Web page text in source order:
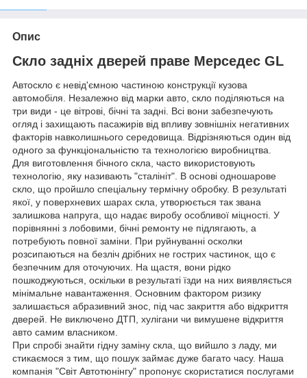
Опис
Скло задніх дверей праве Мерседес GL
Автоскло є невід'ємною частиною конструкції кузова
автомобіля. Незалежно від марки авто, скло поділяються на
три види - це вітрові, бічні та задні. Всі вони забезпечують
огляд і захищають пасажирів від впливу зовнішніх негативних
факторів навколишнього середовища. Відрізняються один від
одного за функціональністю та технологією виробництва.
Для виготовлення бічного скла, часто використовують
технологію, яку називають "сталініт". В основі одношарове
скло, що пройшло спеціальну термічну обробку. В результаті
якої, у поверхневих шарах скла, утворюється так звана
залишкова напруга, що надає виробу особливої міцності. У
порівнянні з лобовими, бічні ремонту не підлягають, а
потребують повної заміни. При руйнуванні осколки
розсипаються на безліч дрібних не гострих частинок, що є
безпечним для оточуючих. На щастя, вони рідко
пошкоджуються, оскільки в результаті їзди на них виявляється
мінімальне навантаження. Основним фактором ризику
залишається абразивний знос, під час закриття або відкриття
дверей. Не виключено ДТП, хулігани чи вимушене відкриття
авто самим власником.
При спробі знайти гідну заміну скла, що вийшло з ладу, ми
стикаємося з тим, що пошук займає дуже багато часу. Наша
компанія "Світ Автотюнінгу" пропонує скористатися послугами